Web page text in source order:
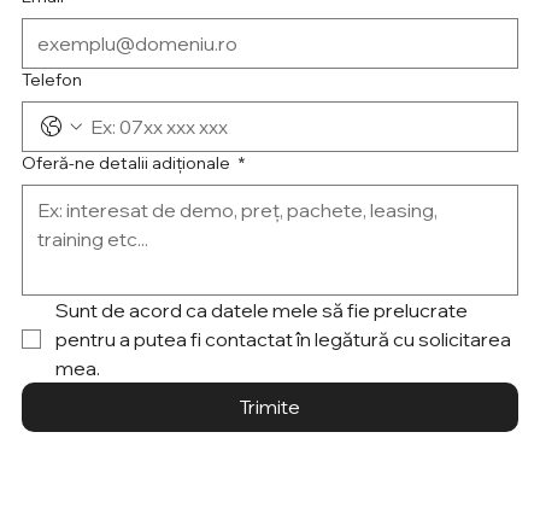
Telefon
Oferă-ne detalii adiționale *
Sunt de acord ca datele mele să fie prelucrate
pentru a putea fi contactat în legătură cu solicitarea
mea.
Trimite